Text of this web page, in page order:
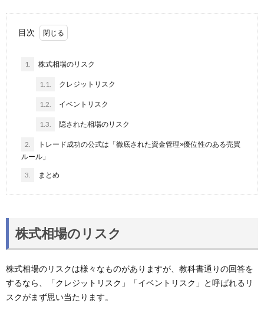
目次
1. 株式相場のリスク
1.1. クレジットリスク
1.2. イベントリスク
1.3. 隠された相場のリスク
2.
トレード成功の公式は「徹底された資金管理×優位性のある売買
ルール」
3. まとめ
株式相場のリスク
株式相場のリスクは様々なものがありますが、教科書通りの回答を
するなら、「クレジットリスク」「イベントリスク」と呼ばれるリ
スクがまず思い当たります。